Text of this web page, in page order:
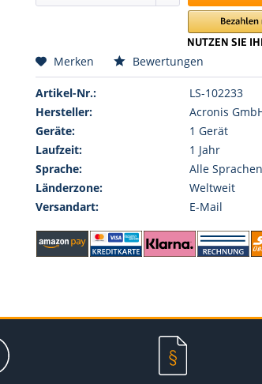
Merken Bewertungen
Artikel-Nr.:
LS-102233
Hersteller:
Acronis
Geräte:
1 Gerät
Laufzeit:
1 Jahr
Sprache:
Alle Sprachen
Länderzone:
Weltweit
Versandart:
E-Mail